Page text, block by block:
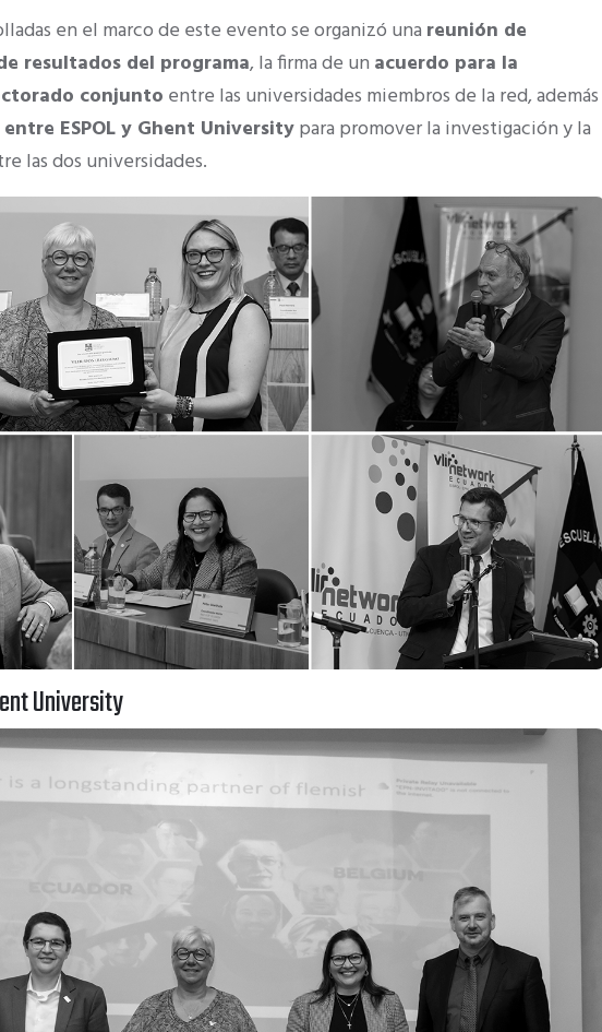
en el marco de este evento se organizó una reunión de
resultados del programa, la firma de un acuerdo para la
conjunto entre las universidades miembros de la red, además
ESPOL y Ghent Universitypara promover la investigación y la
las dos universidades.
University